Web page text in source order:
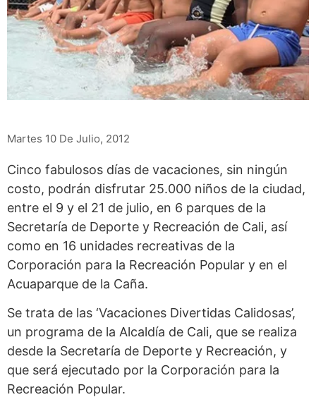
Martes 10 De Julio, 2012
Cinco fabulosos días de vacaciones, sin ningún
costo, podrán disfrutar 25.000 niños de la ciudad,
entre el 9 y el 21 de julio, en 6 parques de la
Secretaría de Deporte y Recreación de Cali, así
como en 16 unidades recreativas de la
Corporación para la Recreación Popular y en el
Acuaparque de la Caña.
Se trata de las ‘Vacaciones Divertidas Calidosas’,
un programa de la Alcaldía de Cali, que se realiza
desde la Secretaría de Deporte y Recreación, y
que será ejecutado por la Corporación para la
Recreación Popular.